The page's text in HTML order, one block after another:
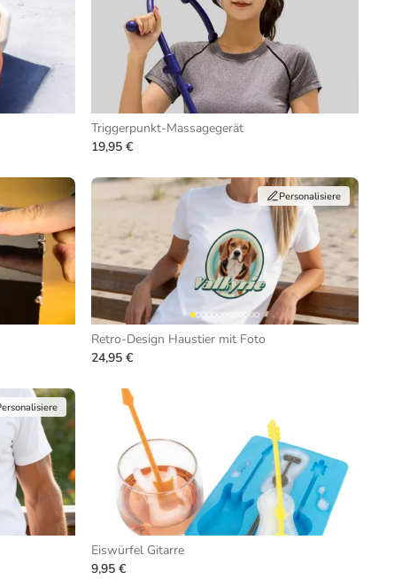
Triggerpunkt-Massagegerät
19,95 €
Personalisiere
Retro-Design Haustier mit Foto
24,95 €
Eiswürfel Gitarre
9,95 €